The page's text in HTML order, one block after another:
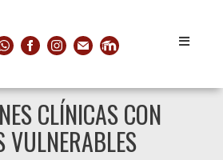
CLÍNICAS CON
VULNERABLES